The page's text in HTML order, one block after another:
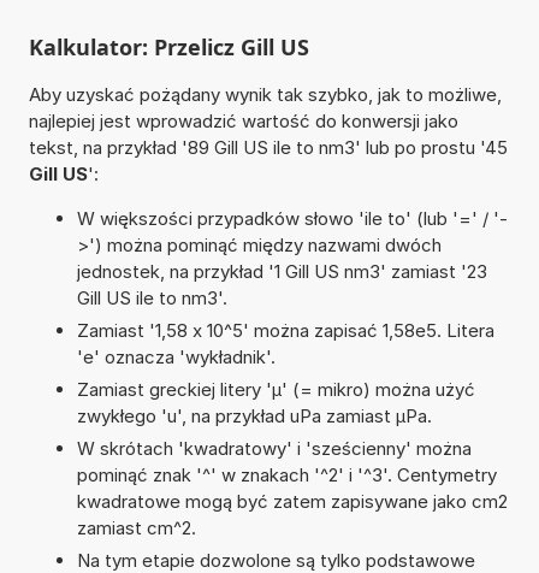
Kalkulator: Przelicz Gill US
Aby uzyskać pożądany wynik tak szybko, jak to możliwe,
najlepiej jest wprowadzić wartość do konwersji jako
tekst, na przykład '89 Gill US ile to nm3' lub po prostu '45
Gill US':
W większości przypadków słowo 'ile to' (lub '=' / '-
>') można pominąć między nazwami dwóch
jednostek, na przykład '1 Gill US nm3' zamiast '23
Gill US ile to nm3'.
Zamiast '1,58 x 10^5' można zapisać 1,58e5. Litera
'e' oznacza 'wykładnik'.
Zamiast greckiej litery 'µ' (= mikro) można użyć
zwykłego 'u', na przykład uPa zamiast µPa.
W skrótach 'kwadratowy' i 'sześcienny' można
pominąć znak '^' w znakach '^2' i '^3'. Centymetry
kwadratowe mogą być zatem zapisywane jako cm2
zamiast cm^2.
Na tym etapie dozwolone są tylko podstawowe